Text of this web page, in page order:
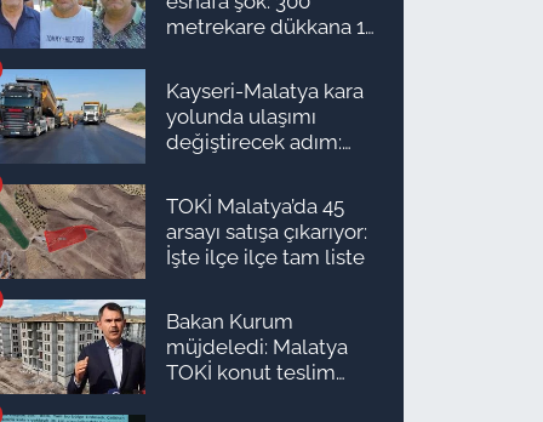
metrekare dükkana 1
Kayseri-Malatya kara
yolunda ulaşımı
değiştirecek adım:
TOKİ Malatya’da 45
arsayı satışa çıkarıyor:
İşte ilçe ilçe tam liste
Bakan Kurum
müjdeledi: Malatya
TOKİ konut teslim